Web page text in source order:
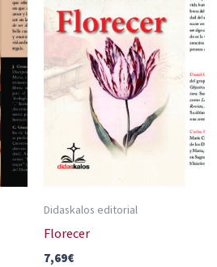
Didaskalos editorial
Florecer
7,69€